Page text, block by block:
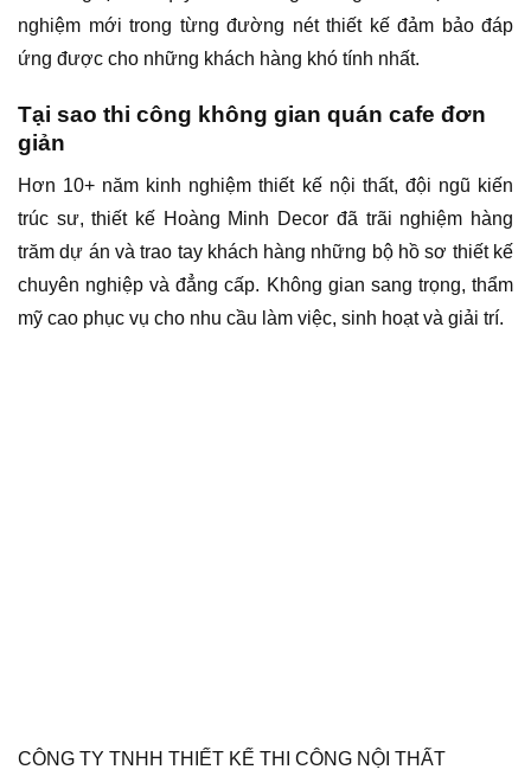
nghiệm mới trong từng đường nét thiết kế đảm bảo đáp
ứng được cho những khách hàng khó tính nhất.
Tại sao thi công không gian quán cafe đơn
giản
Hơn 10+ năm kinh nghiệm thiết kế nội thất, đội ngũ kiến
trúc sư, thiết kế Hoàng Minh Decor đã trãi nghiệm hàng
trăm dự án và trao tay khách hàng những bộ hồ sơ thiết kế
chuyên nghiệp và đẳng cấp. Không gian sang trọng, thẩm
mỹ cao phục vụ cho nhu cầu làm việc, sinh hoạt và giải trí.
CÔNG TY TNHH THIẾT KẾ THI CÔNG NỘI THẤT